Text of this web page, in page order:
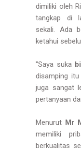
dimiliki oleh
tangkap di
sekali. Ada
ketahui
"Saya suka
disamping
juga sangat
pertanyaan
Menurut Mr
memiliki
berkualitas